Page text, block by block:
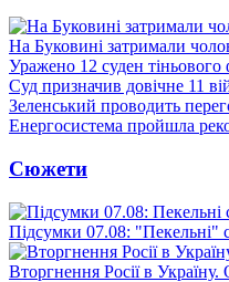
На Буковині затримали
Уражено 12 суден тіньового
Суд призначив довічне 11
Зеленський проводить
Енергосистема пройшла
Сюжети
Підсумки 07.08: "Пекельні"
Вторгнення Росії в